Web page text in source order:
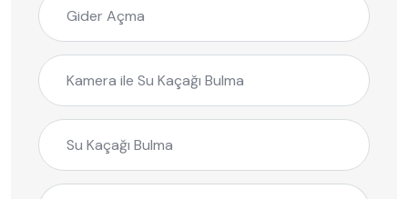
Gider Açma
Kamera ile Su Kaçağı Bulma
Su Kaçağı Bulma